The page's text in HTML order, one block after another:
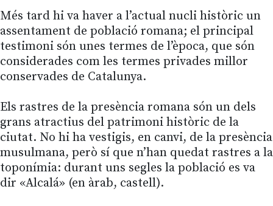
Més tard hi va haver a l’actual nucli històric un
assentament de població romana; el principal
testimoni són unes termes de l’època, que són
considerades com les termes privades millor
conservades de Catalunya.
Els rastres de la presència romana són un dels
grans atractius del patrimoni històric de la
ciutat. No hi ha vestigis, en canvi, de la presència
musulmana, però sí que n’han quedat rastres a la
toponímia: durant uns segles la població es va
dir «Alcalá» (en àrab, castell).